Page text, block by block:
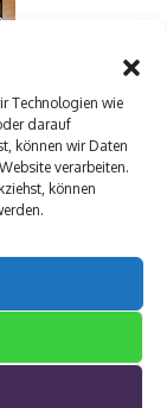
Technologien wie
darauf
können wir Daten
verarbeiten.
können